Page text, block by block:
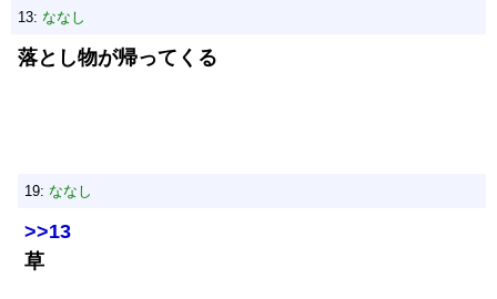
13: ななし
落とし物が帰ってくる
19: ななし
>>13
草